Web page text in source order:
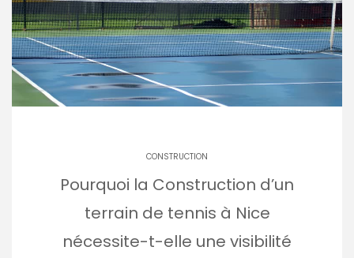
CONSTRUCTION
Pourquoi la Construction d’un
terrain de tennis à Nice
nécessite-t-elle une visibilité